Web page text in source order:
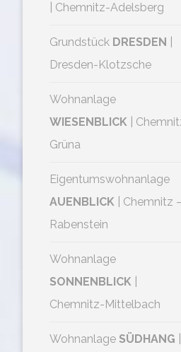
| Chemnitz-Adelsberg
Grundstück DRESDEN
Dresden-Klotzsche
Wohnanlage
WIESENBLICK
|
Grüna
Eigentumswohnanlage
AUENBLICK
| Chemnitz –
Rabenstein
Wohnanlage
SONNENBLICK
Chemnitz-Mittelbach
Wohnanlage SÜDHANG